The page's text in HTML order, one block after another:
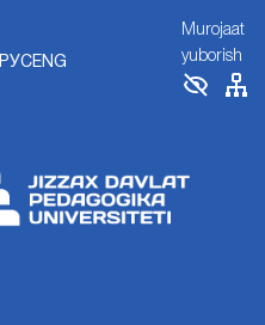
РУСENG
Murojaat
yuborish